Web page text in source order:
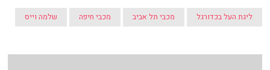
ליגת העל בכדורגל מכבי תל אביב מכבי חיפה שלמה וייס